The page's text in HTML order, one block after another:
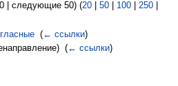
| следующие 50) (20| 50| 100| 250|
(← ссылки)
(← ссылки)